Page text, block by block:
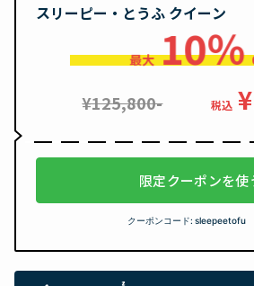
スリーピー・とうふ クイーン
最大 10％
¥125,800- 税込
限定クーポンを使
クーポンコード: sleepeetofu